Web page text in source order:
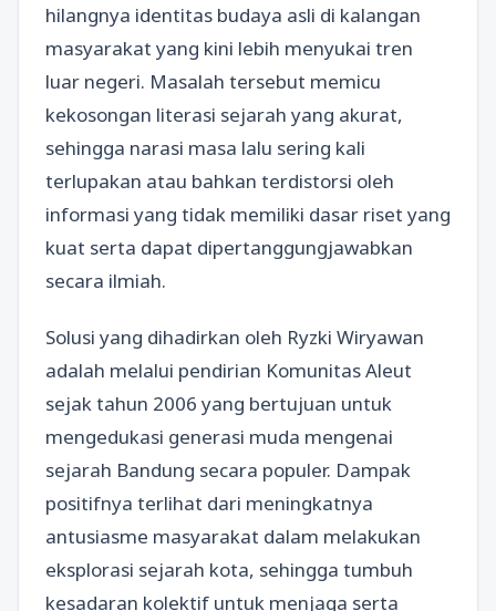
hilangnya identitas budaya asli di kalangan
masyarakat yang kini lebih menyukai tren
luar negeri. Masalah tersebut memicu
kekosongan literasi sejarah yang akurat,
sehingga narasi masa lalu sering kali
terlupakan atau bahkan terdistorsi oleh
informasi yang tidak memiliki dasar riset yang
kuat serta dapat dipertanggungjawabkan
secara ilmiah.
Solusi yang dihadirkan oleh Ryzki Wiryawan
adalah melalui pendirian Komunitas Aleut
sejak tahun 2006 yang bertujuan untuk
mengedukasi generasi muda mengenai
sejarah Bandung secara populer. Dampak
positifnya terlihat dari meningkatnya
antusiasme masyarakat dalam melakukan
eksplorasi sejarah kota, sehingga tumbuh
kesadaran kolektif untuk menjaga serta